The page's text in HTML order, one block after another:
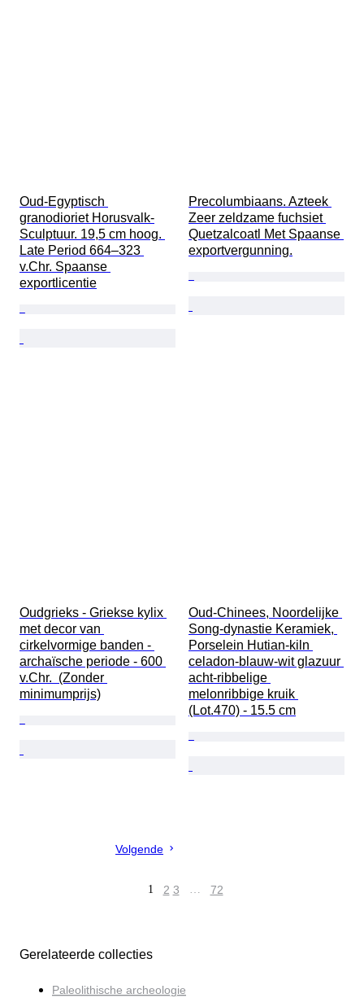
Oud-Egyptisch
granodioriet Horusvalk-
Sculptuur. 19,5 cm hoog.
Late Period 664–323
v.Chr. Spaanse
exportlicentie
Precolumbiaans. Azteek
Zeer zeldzame fuchsiet
Quetzalcoatl Met Spaanse
exportvergunning.
Oudgrieks - Griekse kylix
met decor van
cirkelvormige banden -
archaïsche periode - 600
v.Chr.  (Zonder
minimumprijs)
Oud-Chinees, Noordelijke
Song-dynastie Keramiek,
Porselein Hutian-kiln
celadon-blauw-wit glazuur
acht-ribbelige
melonribbige kruik
(Lot.470) - 15.5 cm
Volgende
1 2 3 … 72
Gerelateerde collecties
Paleolithische archeologie